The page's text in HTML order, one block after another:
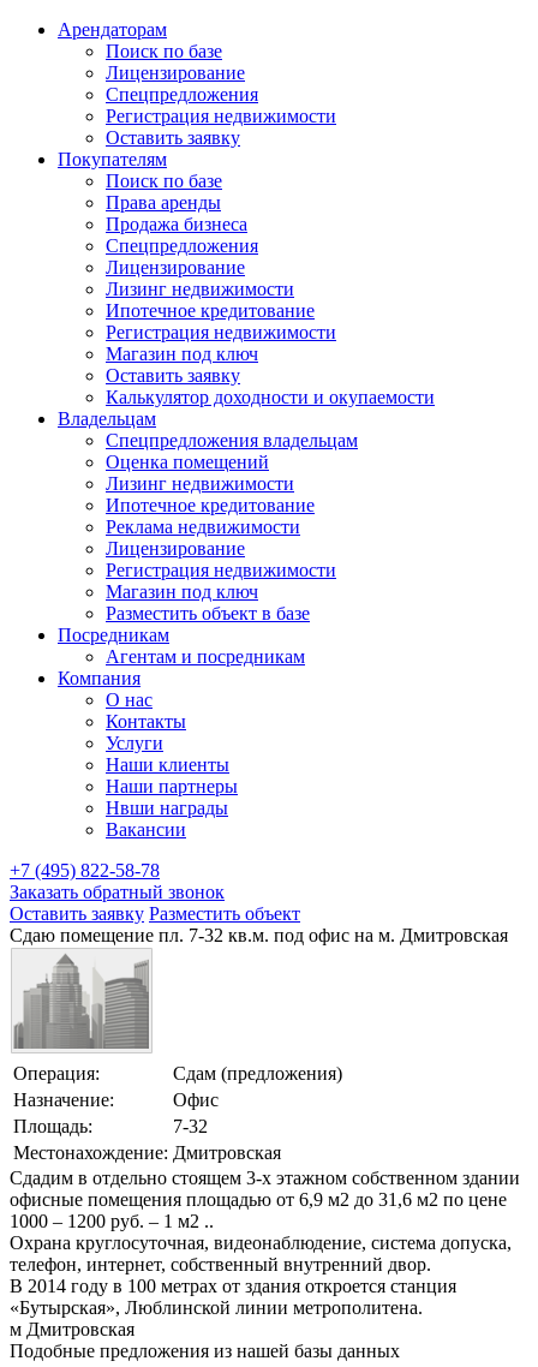
Арендаторам
Поиск по базе
Лицензирование
Спецпредложения
Регистрация недвижимости
Оставить заявку
Покупателям
Поиск по базе
Права аренды
Продажа бизнеса
Спецпредложения
Лицензирование
Лизинг недвижимости
Ипотечное кредитование
Регистрация недвижимости
Магазин под ключ
Оставить заявку
Калькулятор доходности и окупаемости
Владельцам
Спецпредложения владельцам
Оценка помещений
Лизинг недвижимости
Ипотечное кредитование
Реклама недвижимости
Лицензирование
Регистрация недвижимости
Магазин под ключ
Разместить объект в базе
Посредникам
Агентам и посредникам
Компания
О нас
Контакты
Услуги
Наши клиенты
Наши партнеры
Нвши награды
Вакансии
+7 (495) 822-58-78
Заказать обратный звонок
Оставить заявку Разместить объект
Сдаю помещение пл. 7-32 кв.м. под офис на м. Дмитровская
Операция:
Сдам (предложения)
Назначение:
Офис
Площадь:
7-32
Местонахождение: Дмитровская
Сдадим в отдельно стоящем 3-х этажном собственном здании
офисные помещения площадью от 6,9 м2 до 31,6 м2 по цене
1000 – 1200 руб. – 1 м2 ..
Охрана круглосуточная, видеонаблюдение, система допуска,
телефон, интернет, собственный внутренний двор.
В 2014 году в 100 метрах от здания откроется станция
«Бутырская», Люблинской линии метрополитена.
м Дмитровская
Подобные предложения из нашей базы данных